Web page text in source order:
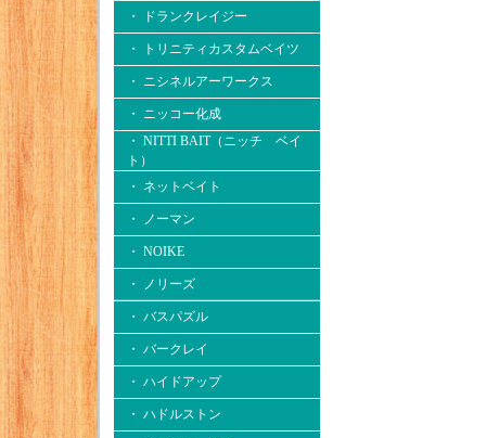
・ ドランクレイジー
・ トリニティカスタムベイツ
・ ニシネルアーワークス
・ ニッコー化成
・ NITTI BAIT（ニッチ ベイ
ト）
・ ネットベイト
・ ノーマン
・ NOIKE
・ ノリーズ
・ バスパズル
・ バークレイ
・ ハイドアップ
・ ハドルストン